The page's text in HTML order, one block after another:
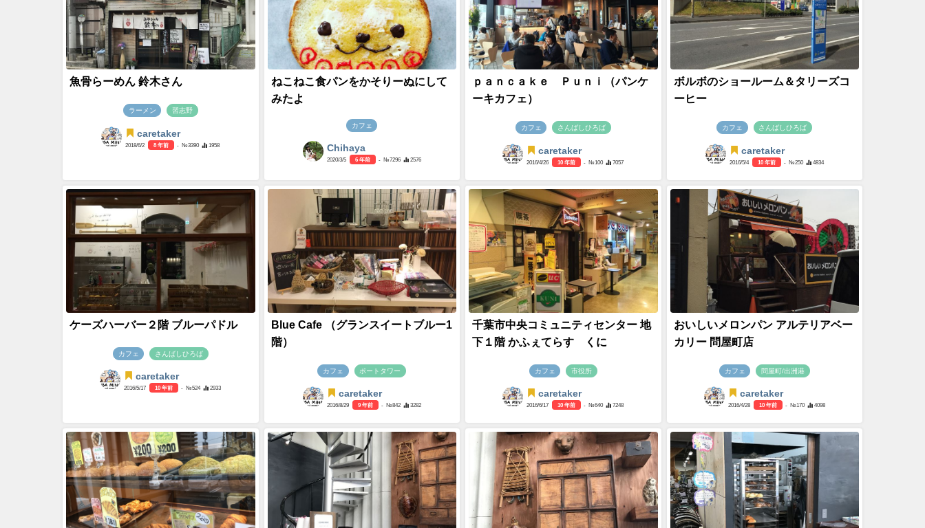
魚骨らーめん 鈴木さん
ラーメン 習志野
caretaker
2018/6/2 8 年前 - №3390 1958
ねこねこ食パンをかそりーぬにして
みたよ
カフェ
Chihaya
2020/3/5 6 年前 - №7296 2576
ｐａｎｃａｋｅ Ｐｕｎｉ（パンケ
ーキカフェ）
カフェ さんばしひろば
caretaker
2016/4/26 10 年前 - №100 7057
ボルボのショールーム＆タリーズコ
ーヒー
カフェ さんばしひろば
caretaker
2016/5/4 10 年前 - №250 4834
ケーズハーバー２階 ブルーパドル
カフェ さんばしひろば
caretaker
2016/5/17 10 年前 - №524 2933
Blue Cafe （グランスイートブルー1
階）
カフェ ポートタワー
caretaker
2016/8/29 9 年前 - №842 3282
千葉市中央コミュニティセンター 地
下１階 かふぇてらす くに
カフェ 市役所
caretaker
2016/6/17 10 年前 - №640 7248
おいしいメロンパン アルテリアベー
カリー 問屋町店
カフェ 問屋町/出洲港
caretaker
2016/4/28 10 年前 - №170 4098